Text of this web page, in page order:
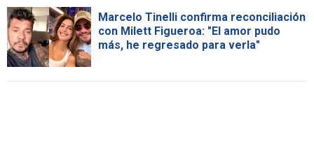
Marcelo Tinelli confirma reconciliación
con Milett Figueroa: "El amor pudo
más, he regresado para verla"